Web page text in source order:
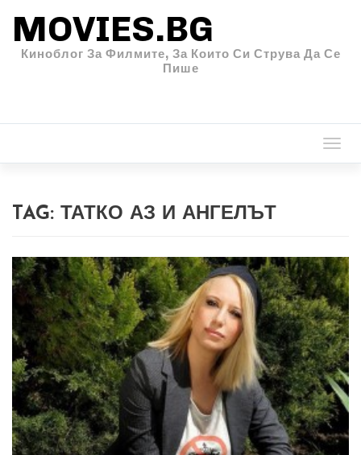
MOVIES.BG
Киноблог За Филмите, За Които Си Струва Да Се
Пише
TAG: ТАТКО АЗ И АНГЕЛЪТ